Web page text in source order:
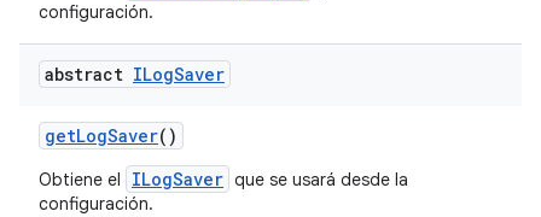
configuración.
abstract ILogSaver
getLogSaver()
Obtiene el ILogSaver que se usará desde la
configuración.